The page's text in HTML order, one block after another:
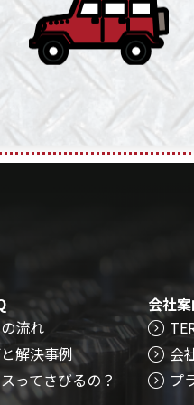
流れ
解決事例
ってさびるの？
会社案
会
プ